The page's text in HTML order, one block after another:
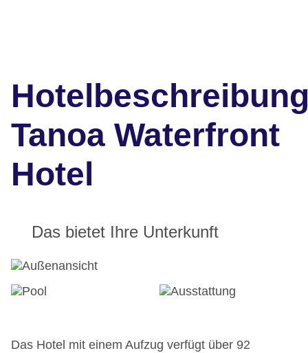
Tanoa Waterfront
Hotel
Das bietet Ihre Unterkunft
Das Hotel mit einem Aufzug verfügt über 92